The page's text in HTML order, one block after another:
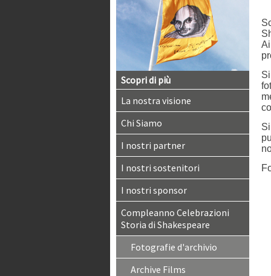
Scopri di più
La nostra visione
Chi Siamo
I nostri partner
I nostri sostenitori
I nostri sponsor
Compleanno Celebrazioni
Storia di Shakespeare
Fotografie d'archivio
Archive Films